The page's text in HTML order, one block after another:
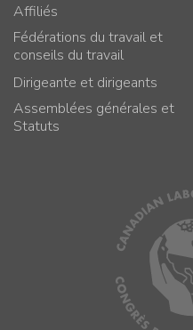
Affiliés
Fédérations du travail et
conseils du travail
Dirigeante et dirigeants
Assemblées générales et
Statuts